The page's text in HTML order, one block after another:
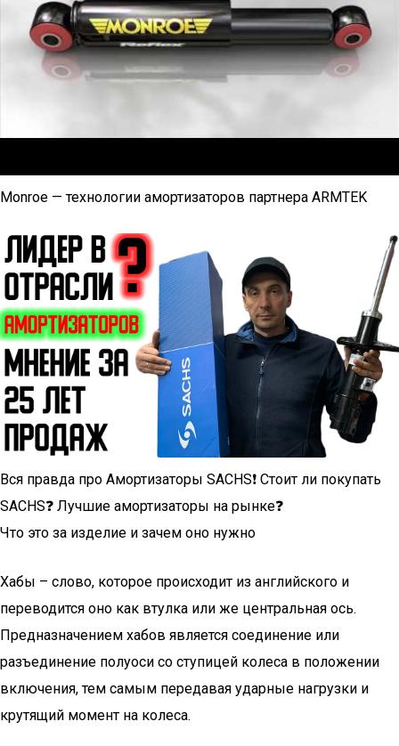
Monroe — технологии амортизаторов партнера ARMTEK
Вся правда про Амортизаторы SACHS❗️ Стоит ли покупать
SACHS❓ Лучшие амортизаторы на рынке❓
Что это за изделие и зачем оно нужно
Хабы – слово, которое происходит из английского и
переводится оно как втулка или же центральная ось.
Предназначением хабов является соединение или
разъединение полуоси со ступицей колеса в положении
включения, тем самым передавая ударные нагрузки и
крутящий момент на колеса.